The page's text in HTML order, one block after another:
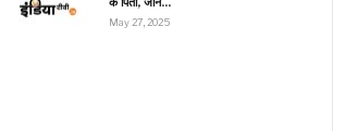
May 27, 2025